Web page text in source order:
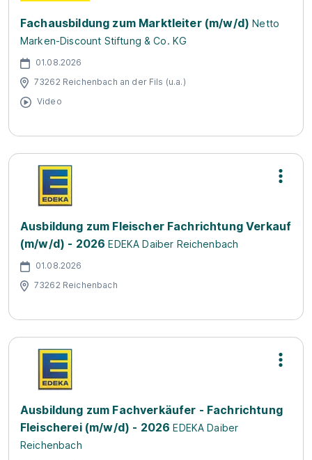
Fachausbildung zum Marktleiter (m/w/d) Netto
Marken-Discount Stiftung & Co. KG
01.08.2026
73262 Reichenbach an der Fils (u.a.)
Video
Ausbildung zum Fleischer Fachrichtung Verkauf
(m/w/d) - 2026 EDEKA Daiber Reichenbach
01.08.2026
73262 Reichenbach
Ausbildung zum Fachverkäufer - Fachrichtung
Fleischerei (m/w/d) - 2026 EDEKA Daiber
Reichenbach